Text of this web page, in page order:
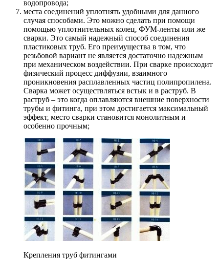
водопровода;
места соединений уплотнять удобными для данного
случая способами. Это можно сделать при помощи
помощью уплотнительных колец, ФУМ-ленты или же
сварки. Это самый надежный способ соединения
пластиковых труб. Его преимущества в том, что
резьбовой вариант не является достаточно надежным
при механическом воздействии. При сварке происходит
физический процесс диффузии, взаимного
проникновения расплавленных частиц полипропилена.
Сварка может осуществляться встык и в раструб. В
раструб – это когда оплавляются внешние поверхности
трубы и фитинга, при этом достигается максимальный
эффект, место сварки становится монолитным и
особенно прочным;
Крепления труб фитингами